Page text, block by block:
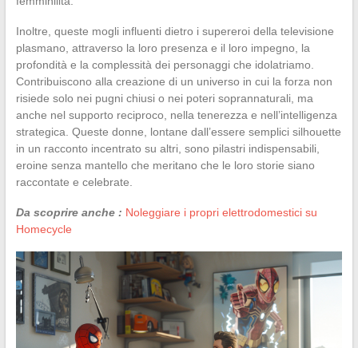
Inoltre, queste mogli influenti dietro i supereroi della televisione
plasmano, attraverso la loro presenza e il loro impegno, la
profondità e la complessità dei personaggi che idolatriamo.
Contribuiscono alla creazione di un universo in cui la forza non
risiede solo nei pugni chiusi o nei poteri soprannaturali, ma
anche nel supporto reciproco, nella tenerezza e nell’intelligenza
strategica. Queste donne, lontane dall’essere semplici silhouette
in un racconto incentrato su altri, sono pilastri indispensabili,
eroine senza mantello che meritano che le loro storie siano
raccontate e celebrate.
Da scoprire anche : Noleggiare i propri elettrodomestici su
Homecycle